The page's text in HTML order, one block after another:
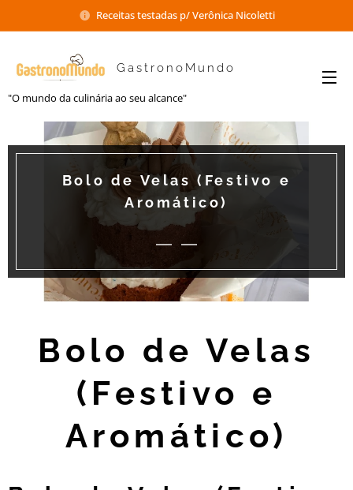
Receitas testadas p/ Verônica Nicoletti
GastronoMundo
"O mundo da culinária ao seu alcance"
Bolo de Velas (Festivo e
Aromático)
Bolo de Velas
(Festivo e
Aromático)